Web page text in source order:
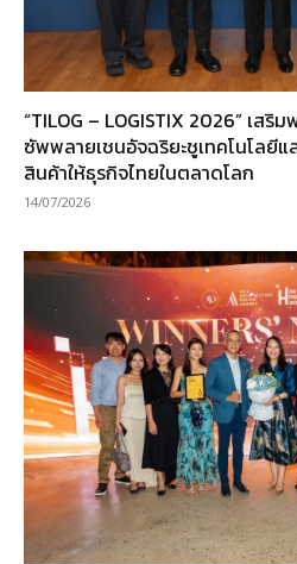
“TILOG – LOGISTIX 2026” เส
ซัพพลายเชนอัจฉริยะชูเทคโนโลยีแ
สินค้าให้ธุรกิจไทยในตลาดโลก
14/07/2026